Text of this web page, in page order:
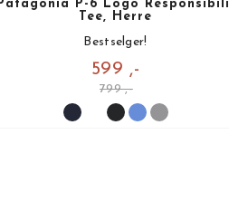
Patagonia P-6 Logo
Tee, Herre
Bestselger!
599 ,-
799 ,-